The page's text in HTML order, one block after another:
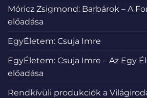
Móricz Zsigmond: Barbárok – A
előadása
EgyÉletem: Csuja Imre
EgyÉletem: Csuja Imre – Az Egy
előadása
Rendkívüli produkciók a